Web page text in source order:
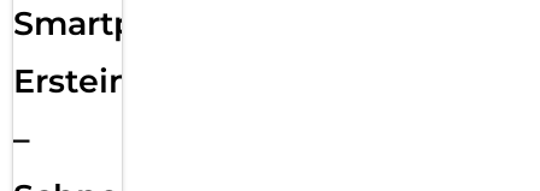
Smartphone
Ersteinrichtung
–